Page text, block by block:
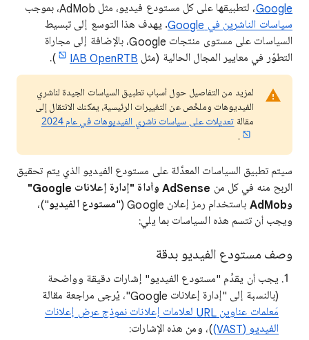
Google، لتطبيقها على كل مستودع فيديو، مثل AdMob، بموجب
سياسات الناشرين في Google
. يهدف هذا التوسع إلى تبسيط
السياسات على مستوى منتجات Google، بالإضافة إلى مجاراة
التطوّر في معايير المجال الحالية (مثل IAB OpenRTB
).
لمزيد من التفاصيل حول أسباب تطبيق السياسات الجيدة لناشري
الفيديوهات وملخّص عن التغييرات الرئيسية، يمكنك الانتقال إلى
مقالة تعديلات على سياسات ناشري الفيديوهات في عام 2024
.
سيتم تطبيق السياسات المعدَّلة على مستودع الفيديو الذي يتم تحقيق
الربح منه في كل من
AdSense وأداة "إدارة إعلانات Google"
وAdMob
باستخدام رمز إعلان Google (" مستودع الفيديو")،
ويجب أن تتسم هذه السياسات بما يلي:
وصف مستودع الفيديو بدقة
يجب أن يقدِّم "مستودع الفيديو" إشارات دقيقة وواضحة
(بالنسبة إلى "إدارة إعلانات Google"، يُرجى مراجعة مقالة
مَعلمات عناوين URL لعلامات إعلانات نموذج عرض إعلانات
الفيديو (VAST)
)، ومن هذه الإشارات: